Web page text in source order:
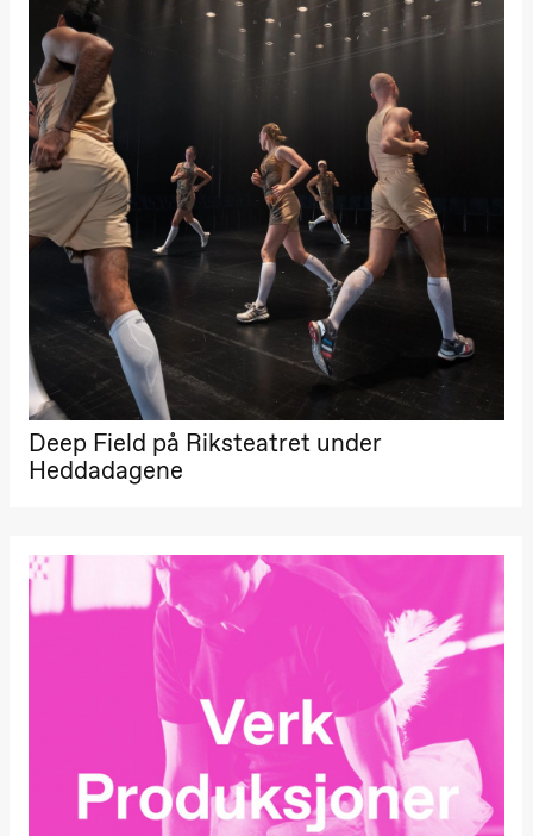
Deep Field på Riksteatret under
Heddadagene